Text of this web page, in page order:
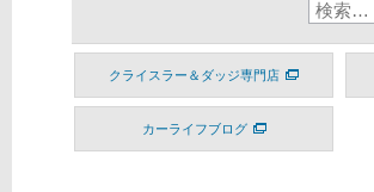
クライスラー＆ダッジ専門店
カーライフブログ